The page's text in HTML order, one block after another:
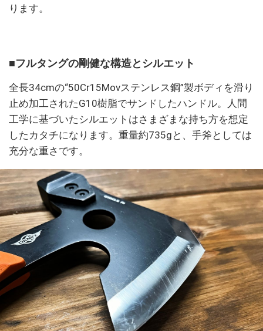
ります。
■フルタングの剛健な構造とシルエット
全長34cmの“50Cr15Movステンレス鋼”製ボディを滑り
止め加工されたG10樹脂でサンドしたハンドル。人間
工学に基づいたシルエットはさまざまな持ち方を想定
したカタチになります。重量約735gと、手斧としては
充分な重さです。